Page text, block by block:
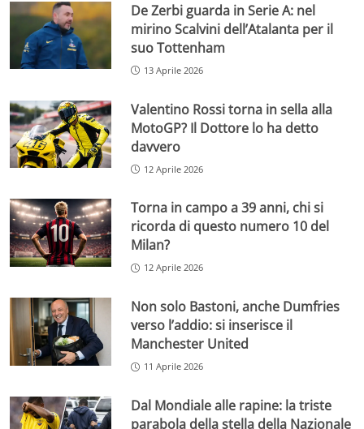
De Zerbi guarda in Serie A: nel
mirino Scalvini dell’Atalanta per il
suo Tottenham
13 Aprile 2026
Valentino Rossi torna in sella alla
MotoGP? Il Dottore lo ha detto
davvero
12 Aprile 2026
Torna in campo a 39 anni, chi si
ricorda di questo numero 10 del
Milan?
12 Aprile 2026
Non solo Bastoni, anche Dumfries
verso l’addio: si inserisce il
Manchester United
11 Aprile 2026
Dal Mondiale alle rapine: la triste
parabola della stella della Nazionale